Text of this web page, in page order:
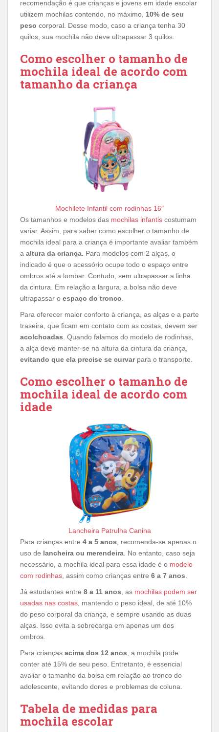
recomendação é que crianças e jovens em idade escolar
utilizem mochilas contendo, no máximo, 10% de seu
peso corporal. Desse modo, caso a criança tenha 30
quilos, sua mochila não deve ultrapassar 3 quilos.
Como escolher o tamanho de
mochila ideal de acordo com
tamanho da criança
Mochilete Infantil com rodinhas 16″
Os tamanhos e modelos das mochilas infantis costumam
variar. Assim, para saber como escolher o tamanho de
mochila ideal para a criança é importante avaliar também
a altura da criança. Para modelos com 2 alças, o
indicado é que o acessório ocupe todo o espaço entre
ombros até a lombar. Contudo, sem ultrapassar a linha
da cintura. Em relação a largura, a bolsa não deve
ultrapassar o espaço do tronco
Para oferecer maior conforto à criança, as alças e a parte
traseira, que ficam em contato com as costas, devem ser
acolchoadas . Quando falamos do modelo de rodinhas,
a alça deve manter-se na altura da cintura da criança,
evitando que ela precise se curvar para o transporte.
Como escolher o tamanho de
mochila ideal de acordo com
idade
Lancheira Patrulha Canina
Para crianças entre 4 a 5 anos , recomenda-se apenas o
uso de lancheira ou merendeira . No entanto, caso seja
necessário, a mochila ideal para essa idade é o modelo
com rodinhas , assim como crianças entre 6 a 7 anos
Já estudantes entre 8 a 11 anos , as mochilas podem ser
usadas nas costas , mantendo o peso ideal, de até 10%
do peso corporal da criança, e sempre usando as duas
alças. Isso evita a sobrecarga em apenas um dos
ombros.
Para crianças acima dos 12 anos , a mochila pode
conter até 15% de seu peso. Entretanto, é essencial
avaliar o tamanho da bolsa em relação ao tronco do
adolescente, evitando dores e problemas de coluna.
Tabela de medidas para
mochila escolar